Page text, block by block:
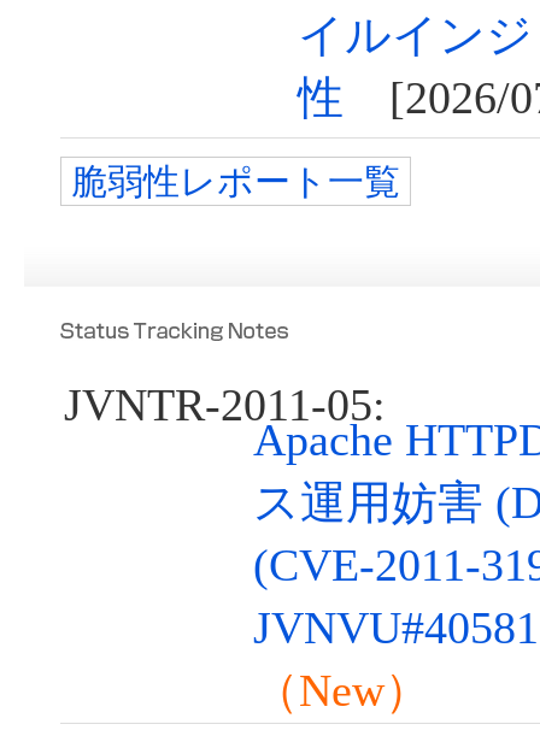
イルイン
性 [2026/
脆弱性レポート一覧
JVNTR-2011-05:
Apache
ス運用妨害
(CVE-2011-
（New）